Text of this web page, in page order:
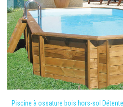
Piscine à ossature bois hors-sol